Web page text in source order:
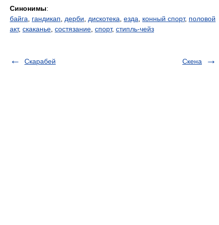
Синонимы:
байга
гандикап дерби дискотека езда конный спорт, половой
акт, скаканье состязание спорт, стипль-чейз
Скарабей Скена